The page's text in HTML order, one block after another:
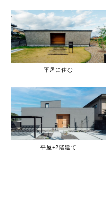
平屋に住む
平屋+2階建て